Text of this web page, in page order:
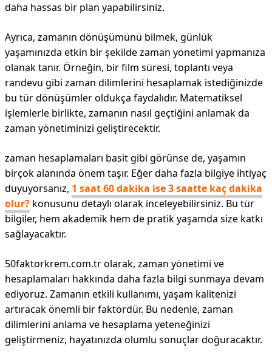
daha hassas bir plan yapabilirsiniz.
Ayrıca, zamanın dönüşümünü bilmek, günlük
yaşamınızda etkin bir şekilde zaman yönetimi yapmanıza
olanak tanır. Örneğin, bir film süresi, toplantı veya
randevu gibi zaman dilimlerini hesaplamak istediğinizde
bu tür dönüşümler oldukça faydalıdır. Matematiksel
işlemlerle birlikte, zamanın nasıl geçtiğini anlamak da
zaman yönetiminizi geliştirecektir.
zaman hesaplamaları basit gibi görünse de, yaşamın
birçok alanında önem taşır. Eğer daha fazla bilgiye ihtiyaç
duyuyorsanız, 1 saat 60 dakika ise 3 saatte kaç dakika
olur? konusunu detaylı olarak inceleyebilirsiniz. Bu tür
bilgiler, hem akademik hem de pratik yaşamda size katkı
sağlayacaktır.
50faktorkrem.com.tr olarak, zaman yönetimi ve
hesaplamaları hakkında daha fazla bilgi sunmaya devam
ediyoruz. Zamanın etkili kullanımı, yaşam kalitenizi
artıracak önemli bir faktördür. Bu nedenle, zaman
dilimlerini anlama ve hesaplama yeteneğinizi
geliştirmeniz, hayatınızda olumlu sonuçlar doğuracaktır.